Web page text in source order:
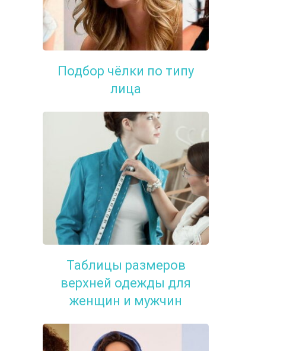
Подбор чёлки по типу
лица
Таблицы размеров
верхней одежды для
женщин и мужчин